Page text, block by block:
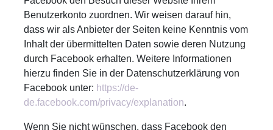
Benutzerkonto zuordnen. Wir weisen darauf hin,
dass wir als Anbieter der Seiten keine Kenntnis vom
Inhalt der übermittelten Daten sowie deren Nutzung
durch Facebook erhalten. Weitere Informationen
hierzu finden Sie in der Datenschutzerklärung von
Facebook unter: https://de-
de.facebook.com/privacy/explanation.
Wenn Sie nicht wünschen, dass Facebook den